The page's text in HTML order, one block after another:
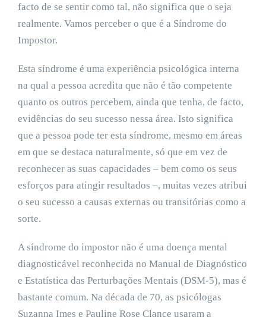
facto de se sentir como tal, não significa que o seja
realmente. Vamos perceber o que é a Síndrome do
Impostor.
Esta síndrome é uma experiência psicológica interna
na qual a pessoa acredita que não é tão competente
quanto os outros percebem, ainda que tenha, de facto,
evidências do seu sucesso nessa área. Isto significa
que a pessoa pode ter esta síndrome, mesmo em áreas
em que se destaca naturalmente, só que em vez de
reconhecer as suas capacidades – bem como os seus
esforços para atingir resultados –, muitas vezes atribui
o seu sucesso a causas externas ou transitórias como a
sorte.
A síndrome do impostor não é uma doença mental
diagnosticável reconhecida no Manual de Diagnóstico
e Estatística das Perturbações Mentais (DSM-5), mas é
bastante comum. Na década de 70, as psicólogas
Suzanna Imes e Pauline Rose Clance usaram a